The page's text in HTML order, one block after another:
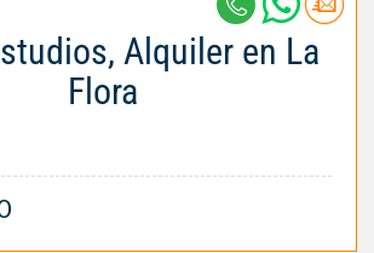
Alquiler en La
Flora